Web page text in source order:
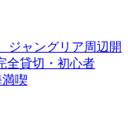
ジャングリア周辺開
全貸切・初心者
喫